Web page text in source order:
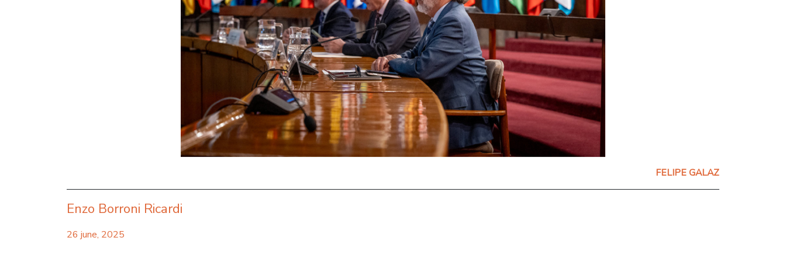
FELIPE GALAZ
Enzo Borroni Ricardi
26 june, 2025